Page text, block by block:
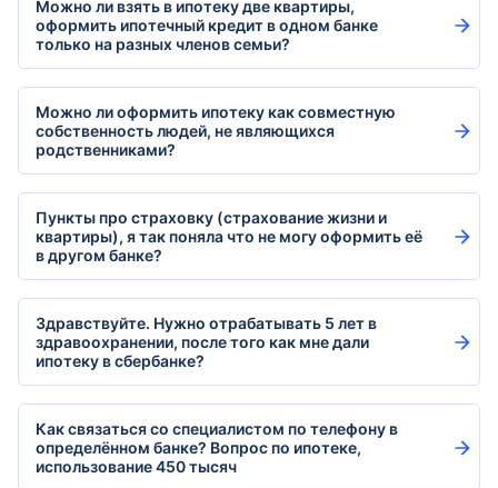
Можно ли взять в ипотеку две квартиры,
оформить ипотечный кредит в одном банке
только на разных членов семьи?
Можно ли оформить ипотеку как совместную
собственность людей, не являющихся
родственниками?
Пункты про страховку (страхование жизни и
квартиры), я так поняла что не могу оформить её
в другом банке?
Здравствуйте. Нужно отрабатывать 5 лет в
здравоохранении, после того как мне дали
ипотеку в сбербанке?
Как связаться со специалистом по телефону в
определённом банке? Вопрос по ипотеке,
использование 450 тысяч